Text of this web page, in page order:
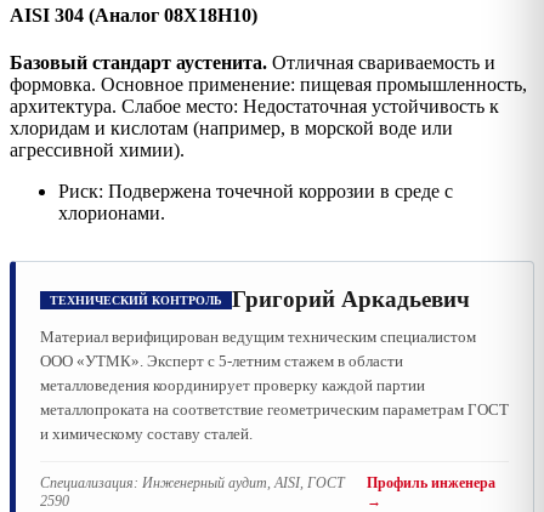
AISI 304 (Аналог 08Х18Н10)
Базовый стандарт аустенита. Отличная свариваемость и
формовка. Основное применение: пищевая промышленность,
архитектура. Слабое место: Недостаточная устойчивость к
хлоридам и кислотам (например, в морской воде или
агрессивной химии).
Риск: Подвержена точечной коррозии в среде с
хлорионами.
ТЕХНИЧЕСКИЙ КОНТРОЛЬ Григорий Аркадьевич
Материал верифицирован ведущим техническим специалистом
ООО «УТМК». Эксперт с 5-летним стажем в области
металловедения координирует проверку каждой партии
металлопроката на соответствие геометрическим параметрам ГОСТ
и химическому составу сталей.
Специализация: Инженерный аудит, AISI, ГОСТ
2590
Профиль инженера
→